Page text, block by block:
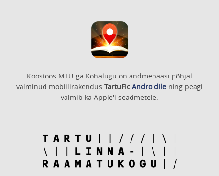
Koostöös MTÜ-ga Kohalugu on andmebaasi põhjal
valminud mobiilirakendus TartuFic Androidile ning peagi
valmib ka Apple'i seadmetele.